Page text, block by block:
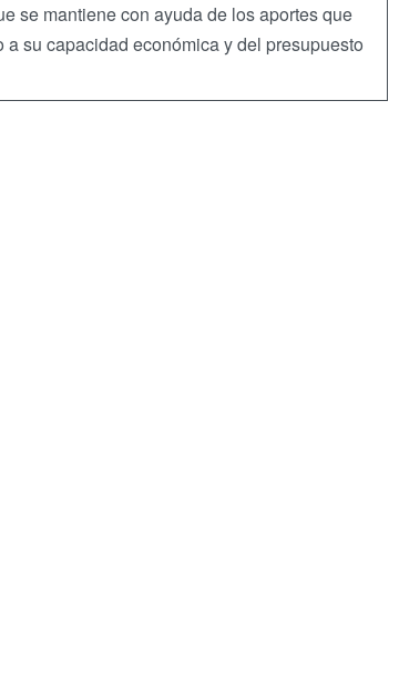
se mantiene con ayuda de los aportes que
su capacidad económica y del presupuesto